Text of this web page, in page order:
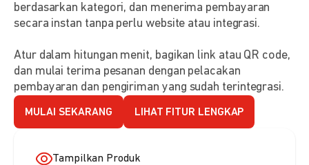
berdasarkan kategori, dan menerima pembayaran
secara instan tanpa perlu website atau integrasi.
Atur dalam hitungan menit, bagikan link atau QR code,
dan mulai terima pesanan dengan pelacakan
pembayaran dan pengiriman yang sudah terintegrasi.
MULAI SEKARANG LIHAT FITUR LENGKAP
Tampilkan Produk